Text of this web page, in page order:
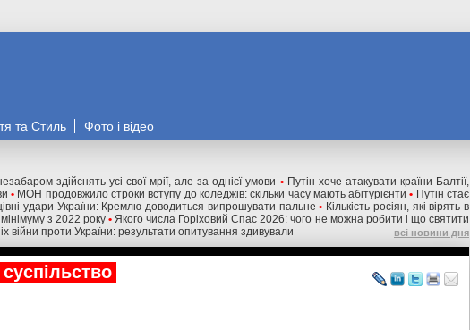
та Стиль Фото і відео
здійснять усі свої мрії, але за однієї умови • Путін хоче атакувати країни Балтії,
• МОН продовжило строки вступу до коледжів: скільки часу мають абітурієнти • Путін стає
удари України: Кремлю доводиться випрошувати пальне • Кількість росіян, які вірять в
з 2022 року • Якого числа Горіховий Спас 2026: чого не можна робити і що святити
війни проти України: результати опитування здивували всі новини дня
суспільство